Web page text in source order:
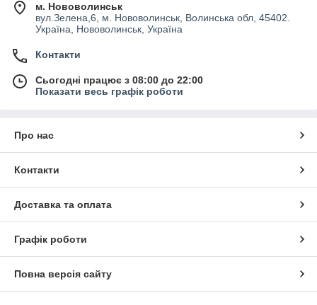
м. Нововолинськ
вул.Зелена,6, м. Нововолинськ, Волинська обл, 45402.
Україна, Нововолинськ, Україна
Контакти
Сьогодні працює з 08:00 до 22:00
Показати весь графік роботи
Про нас
Контакти
Доставка та оплата
Графік роботи
Повна версія сайту